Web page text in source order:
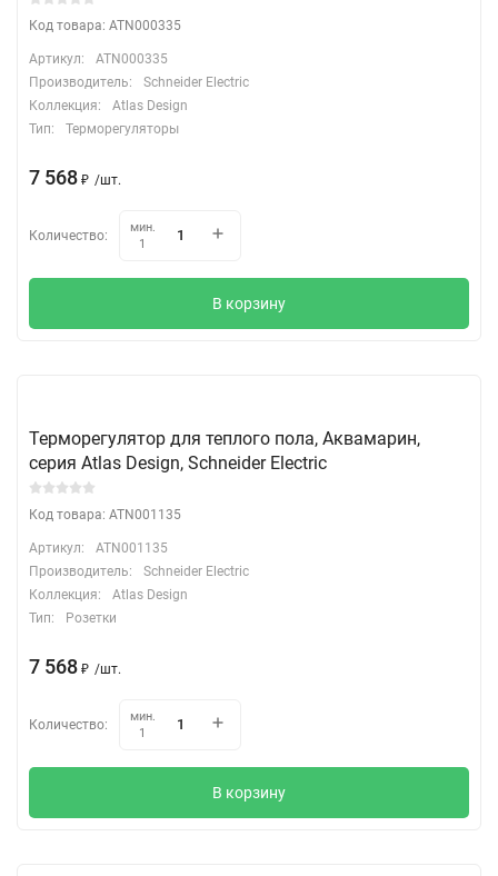
Код товара: ATN000335
Артикул:
ATN000335
Производитель:
Schneider Electric
Коллекция:
Atlas Design
Тип:
Терморегуляторы
7 568 ₽ /шт.
Количество:
мин.
1
В корзину
Терморегулятор для теплого пола, Аквамарин,
серия Atlas Design, Schneider Electric
Код товара: ATN001135
Артикул:
ATN001135
Производитель:
Schneider Electric
Коллекция:
Atlas Design
Тип:
Розетки
7 568 ₽ /шт.
Количество:
мин.
1
В корзину